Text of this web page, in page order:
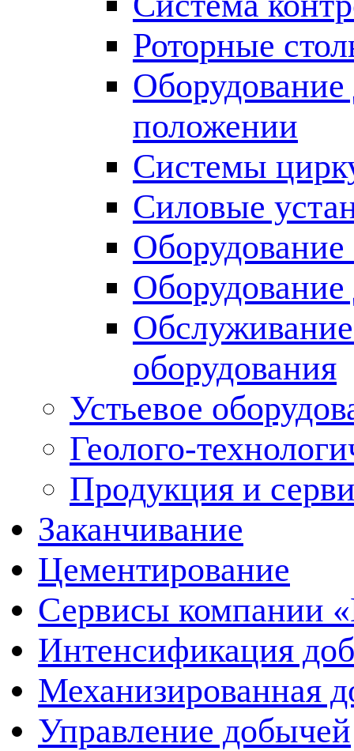
Роторные
Оборудование
положении
Системы
Силовые
оборудования
Устьевое
Геолого-
Продукция и
Заканчивание
Цементирование
Сервисы компании
Интенсификация
Механизированная
Управление добычей